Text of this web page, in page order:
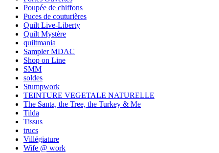
Poupée de chiffons
Puces de couturières
Quilt Live-Liberty
Quilt Mystère
quiltmania
Sampler MDAC
Shop on Line
SMM
soldes
Stumpwork
TEINTURE VEGETALE NATURELLE
The Santa, the Tree, the Turkey & Me
Tilda
Tissus
trucs
Villégiature
Wife @ work